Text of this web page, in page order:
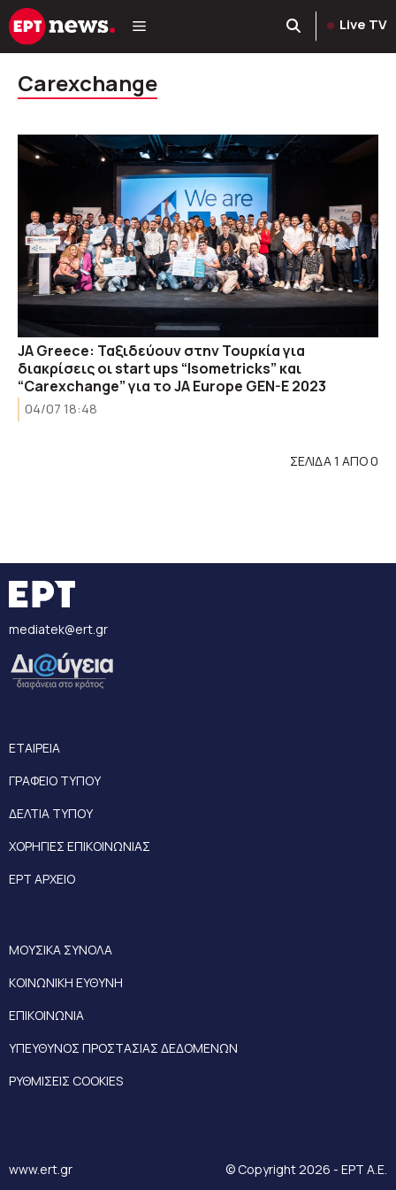
Μετάβαση
σε
Live TV
Carexchange
JA Greece: Ταξιδεύουν στην Τουρκία για
διακρίσεις οι start ups “Isometricks” και
“Carexchange” για το JA Europe GEN-E 2023
04/07 18:48
ΣΕΛΙΔΑ 1 ΑΠΟ 0
mediatek@ert.gr
ΕΤΑΙΡΕΙΑ
ΓΡΑΦΕΙΟ ΤΥΠΟΥ
ΔΕΛΤΙΑ ΤΥΠΟΥ
ΧΟΡΗΓΙΕΣ ΕΠΙΚΟΙΝΩΝΙΑΣ
ΕΡΤ ΑΡΧΕΙΟ
ΜΟΥΣΙΚΑ ΣΥΝΟΛΑ
ΚΟΙΝΩΝΙΚΗ ΕΥΘΥΝΗ
ΕΠΙΚΟΙΝΩΝΙΑ
ΥΠΕΥΘΥΝΟΣ ΠΡΟΣΤΑΣΙΑΣ ΔΕΔΟΜΕΝΩΝ
ΡΥΘΜΙΣΕΙΣ COOKIES
www.ert.gr © Copyright 2026 - ΕΡΤ Α.Ε.